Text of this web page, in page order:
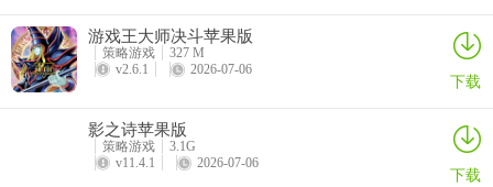
持；
2、写实怀旧风格，融合多人在线即时互动，增强游戏交互性；
3、精致3D建模，打造真实攻城略地之感；
4、核心策略玩法，辅以多种创新型玩法，精彩体验不间断；
游戏王大师决斗苹果版
策略游戏
327 M
v2.6.1
2026-07-06 下载
影之诗苹果版
策略游戏
3.1G
v11.4.1
2026-07-06 下载